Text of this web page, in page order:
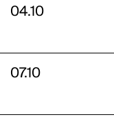
04.10
07.10